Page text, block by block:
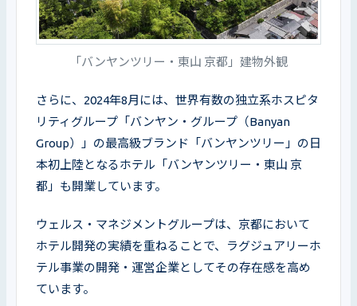
「バンヤンツリー・東山 京都」建物外観
さらに、2024年8月には、世界有数の独立系ホスピタ
リティグループ「バンヤン・グループ（Banyan
Group）」の最高級ブランド「バンヤンツリー」の日
本初上陸となるホテル「バンヤンツリー・東山 京
都」も開業しています。
ウェルス・マネジメントグループは、京都において
ホテル開発の実績を重ねることで、ラグジュアリーホ
テル事業の開発・運営企業としてその存在感を高め
ています。